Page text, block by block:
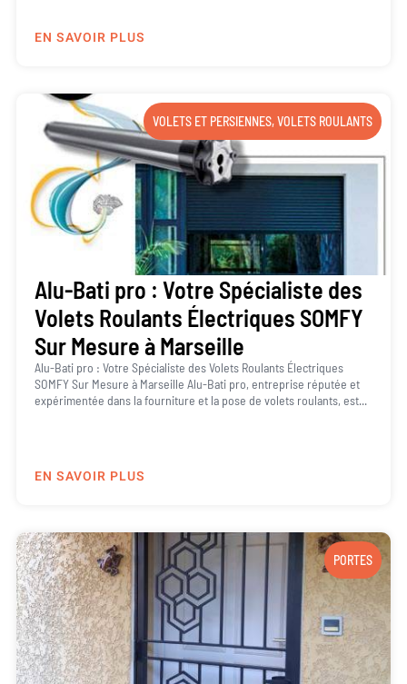
EN SAVOIR PLUS
VOLETS ET PERSIENNES,VOLETS ROULANTS
Alu-Bati pro : Votre Spécialiste des
Volets Roulants Électriques SOMFY
Sur Mesure à Marseille
Alu-Bati pro : Votre Spécialiste des Volets Roulants Électriques
SOMFY Sur Mesure à Marseille Alu-Bati pro, entreprise réputée et
expérimentée dans la fourniture et la pose de volets roulants, est...
EN SAVOIR PLUS
PORTES